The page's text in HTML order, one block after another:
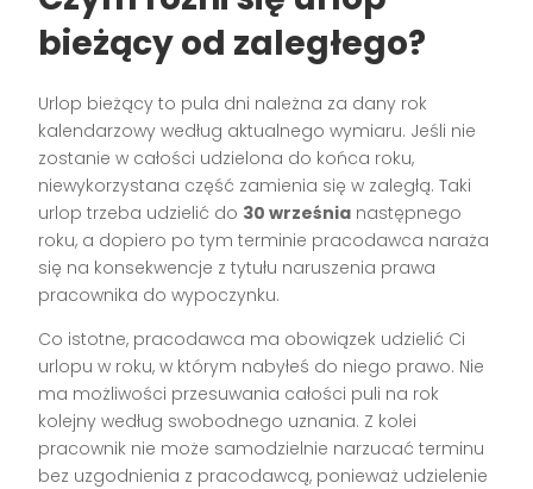
bieżący od zaległego?
Urlop bieżący to pula dni należna za dany rok
kalendarzowy według aktualnego wymiaru. Jeśli nie
zostanie w całości udzielona do końca roku,
niewykorzystana część zamienia się w zaległą. Taki
urlop trzeba udzielić do 30 września następnego
roku, a dopiero po tym terminie pracodawca naraża
się na konsekwencje z tytułu naruszenia prawa
pracownika do wypoczynku.
Co istotne, pracodawca ma obowiązek udzielić Ci
urlopu w roku, w którym nabyłeś do niego prawo. Nie
ma możliwości przesuwania całości puli na rok
kolejny według swobodnego uznania. Z kolei
pracownik nie może samodzielnie narzucać terminu
bez uzgodnienia z pracodawcą, ponieważ udzielenie